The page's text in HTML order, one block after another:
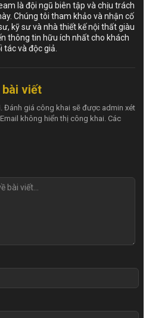
là đội ngũ biên tập và chịu trách
Chúng tôi tham khảo và nhận cố
kỹ sư và nhà thiết kế nội thất giàu
thông tin hữu ích nhất cho khách
tác và độc giả.
bài viết
Đánh giá công khai sẽ được admin xét
không hiển thị công khai. Các